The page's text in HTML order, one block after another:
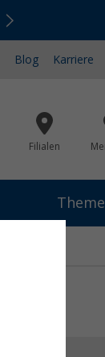
Blog Karriere
Filialen